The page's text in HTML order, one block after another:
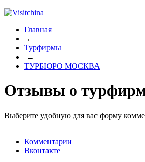
Главная
←
Турфирмы
←
ТУРБЮРО МОСКВА
Отзывы о
Выберите удобную для вас форму
Комментарии
Вконтакте